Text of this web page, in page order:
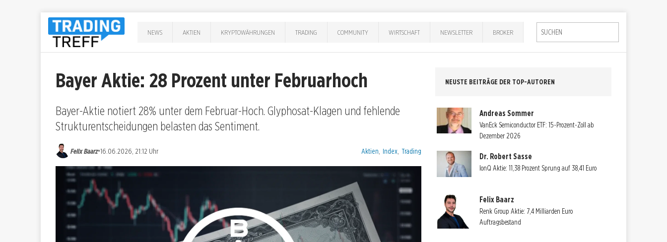
NEWS AKTIEN KRYPTOWÄHRUNGEN TRADING COMMUNITY WIRTSCHAFT NEWSLETTER BROKER
Bayer Aktie: 28 Prozent unter Februarhoch
Bayer-Aktie notiert 28% unter dem Februar-Hoch. Glyphosat-Klagen und fehlende
Strukturentscheidungen belasten das Sentiment.
Felix Baarz•16.06.2026, 21:12 Uhr Kategorien:
Aktien Index Trading
NEUSTE BEITRÄGE DER TOP-AUTOREN
Andreas Sommer
VanEck Semiconductor ETF: 15-Prozent-Zoll ab
Dezember 2026
Dr. Robert Sasse
IonQ Aktie: 11,38 Prozent Sprung auf 38,41 Euro
Felix Baarz
Renk Group Aktie: 7,4 Milliarden Euro
Auftragsbestand